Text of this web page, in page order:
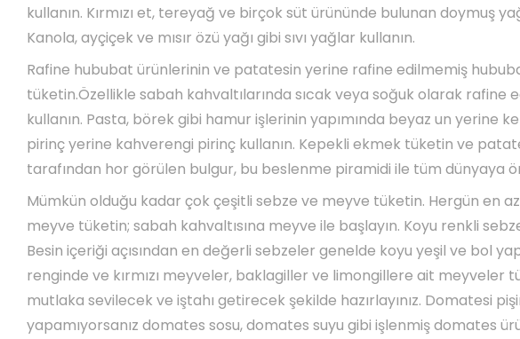
kullanın. Kırmızı et, tereyağ ve birçok süt ürününde bulunan doymuş
Kanola, ayçiçek ve mısır özü yağı gibi sıvı yağlar kullanın.
Rafine hububat ürünlerinin ve patatesin yerine rafine edilmemiş
tüketin.Özellikle sabah kahvaltılarında sıcak veya soğuk olarak rafine
kullanın. Pasta, börek gibi hamur işlerinin yapımında beyaz un yerine
pirinç yerine kahverengi pirinç kullanın. Kepekli ekmek tüketin ve
tarafından hor görülen bulgur, bu beslenme piramidi ile tüm dünyaya
Mümkün olduğu kadar çok çeşitli sebze ve meyve tüketin. Hergün en
meyve tüketin; sabah kahvaltısına meyve ile başlayın. Koyu renkli
Besin içeriği açısından en değerli sebzeler genelde koyu yeşil ve bol
renginde ve kırmızı meyveler, baklagiller ve limongillere ait meyveler
mutlaka sevilecek ve iştahı getirecek şekilde hazırlayınız. Domatesi
yapamıyorsanız domates sosu, domates suyu gibi işlenmiş domates